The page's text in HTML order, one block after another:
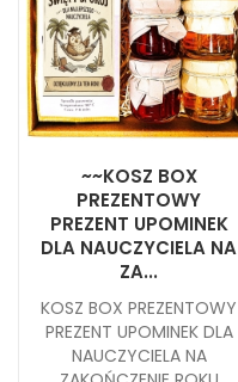
~~KOSZ BOX
PREZENTOWY
PREZENT UPOMINEK
DLA NAUCZYCIELA NA
ZA...
KOSZ BOX PREZENTOWY
PREZENT UPOMINEK DLA
NAUCZYCIELA NA